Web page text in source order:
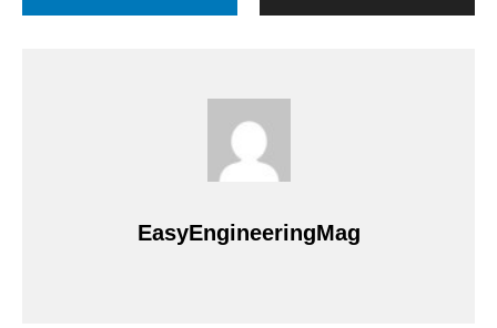
EasyEngineeringMag